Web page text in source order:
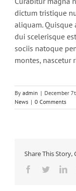
dictum tristique
aliquam. Quisque
dui scelerisque
sociis natoque
montes, nascetur
By admin | December
News | 0 Comments
Share This Story,
Facebook
Twitter